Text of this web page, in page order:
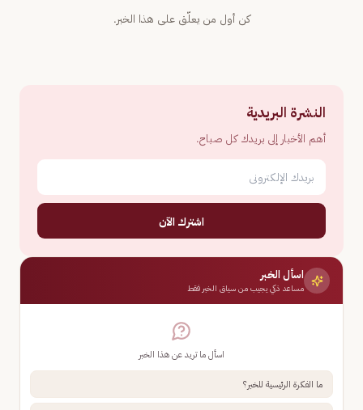
كن أول من يعلّق على هذا الخبر.
النشرة البريدية
أهم الأخبار إلى بريدك كل صباح.
اشترك الآن
اسأل الخبر
مساعد ذكي يجيب من سياق الخبر فقط
اسأل ما تريد عن هذا الخبر
ما الفكرة الرئيسية للخبر؟